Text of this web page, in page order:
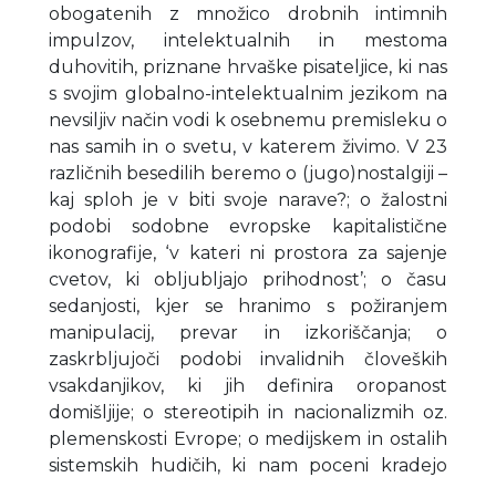
obogatenih z množico drobnih intimnih
impulzov, intelektualnih in mestoma
duhovitih, priznane hrvaške pisateljice, ki nas
s svojim globalno-intelektualnim jezikom na
nevsiljiv način vodi k osebnemu premisleku o
nas samih in o svetu, v katerem živimo. V 23
različnih besedilih beremo o (jugo)nostalgiji –
kaj sploh je v biti svoje narave?; o žalostni
podobi sodobne evropske kapitalistične
ikonografije, ‘v kateri ni prostora za sajenje
cvetov, ki obljubljajo prihodnost’; o času
sedanjosti, kjer se hranimo s požiranjem
manipulacij, prevar in izkoriščanja; o
zaskrbljujoči podobi invalidnih človeških
vsakdanjikov, ki jih definira oropanost
domišljije; o stereotipih in nacionalizmih oz.
plemenskosti Evrope; o medijskem in ostalih
sistemskih hudičih, ki nam poceni kradejo